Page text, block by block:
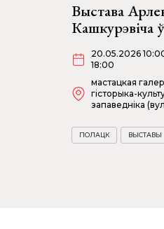
Выстава
Кашкурэвіча
20.05.2026
18:00
мастацкая
гісторыка-
запаведніка
ПОЛАЦК ВЫСТАВЫ